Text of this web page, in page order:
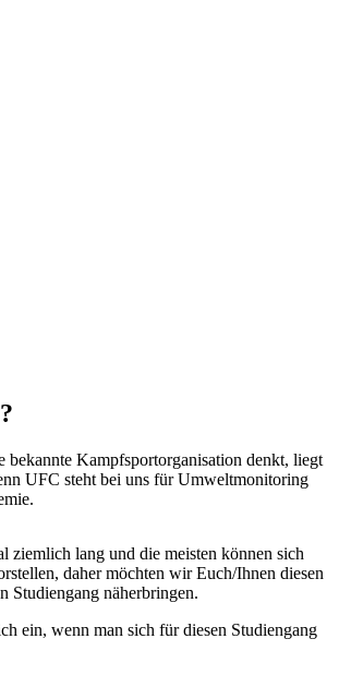
bekannte Kampfsportorganisation denkt, liegt
UFC steht bei uns für Umweltmonitoring
ziemlich lang und die meisten können sich
daher möchten wir Euch/Ihnen diesen
Studiengang näherbringen.
ein, wenn man sich für diesen Studiengang